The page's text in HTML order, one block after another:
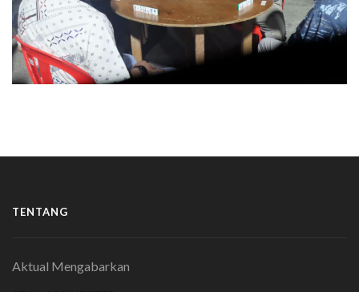
TENTANG
Aktual Mengabarkan